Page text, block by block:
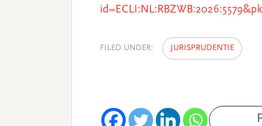
FILED UNDER: JURISPRUDENTIE